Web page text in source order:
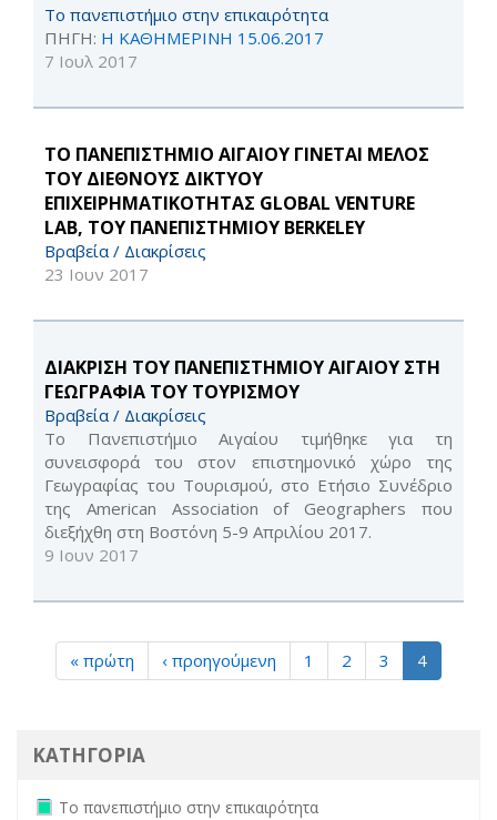
Το πανεπιστήμιο στην επικαιρότητα
ΠΗΓΗ: Η ΚΑΘΗΜΕΡΙΝΗ 15.06.2017
7 Ιουλ 2017
ΤΟ ΠΑΝΕΠΙΣΤΗΜΙΟ ΑΙΓΑΙΟΥ ΓΙΝΕΤΑΙ ΜΕΛΟΣ
ΤΟΥ ΔΙΕΘΝΟΥΣ ΔΙΚΤΥΟΥ
ΕΠΙΧΕΙΡΗΜΑΤΙΚΟΤΗΤΑΣ GLOBAL VENTURE
LAB, ΤΟΥ ΠΑΝΕΠΙΣΤΗΜΙΟΥ BERKELEY
Βραβεία / Διακρίσεις
23 Ιουν 2017
ΔΙΑΚΡΙΣΗ ΤΟΥ ΠΑΝΕΠΙΣΤΗΜΙΟΥ ΑΙΓΑΙΟΥ ΣΤΗ
ΓΕΩΓΡΑΦΙΑ ΤΟΥ ΤΟΥΡΙΣΜΟΥ
Βραβεία / Διακρίσεις
Το Πανεπιστήμιο Αιγαίου τιμήθηκε για τη
συνεισφορά του στον επιστημονικό χώρο της
Γεωγραφίας του Τουρισμού, στο Ετήσιο Συνέδριο
της American Association of Geographers που
διεξήχθη στη Βοστόνη 5-9 Aπριλίου 2017.
9 Ιουν 2017
« πρώτη ‹ προηγούμενη 1 2 3 4
ΚΑΤΗΓΟΡΙΑ
Remove Το πανεπιστήμιο στην επικαιρότητα filter
Το πανεπιστήμιο στην επικαιρότητα